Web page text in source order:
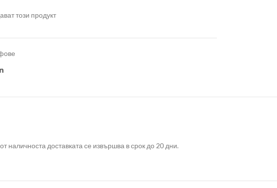
този продукт
доставката се извършва в срок до 20 дни.